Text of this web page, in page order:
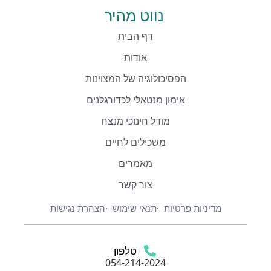
נווט מהיר
דף הבית
אודות
הפסיכולוגיה של המצוינות
אימון מנטאלי לכדורגלנים
מודל חינוכי מנצח
משכילים לחיים
מאמרים
צור קשר
מדיניות פרטיות תנאי שימוש הצהרת נגישות
טלפון
054-214-2024